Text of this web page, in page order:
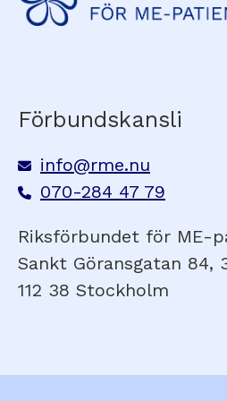
Förbundskansli
info@rme.nu
070-284 47 79
Riksförbundet för ME-
Sankt Göransgatan 84,
112 38 Stockholm